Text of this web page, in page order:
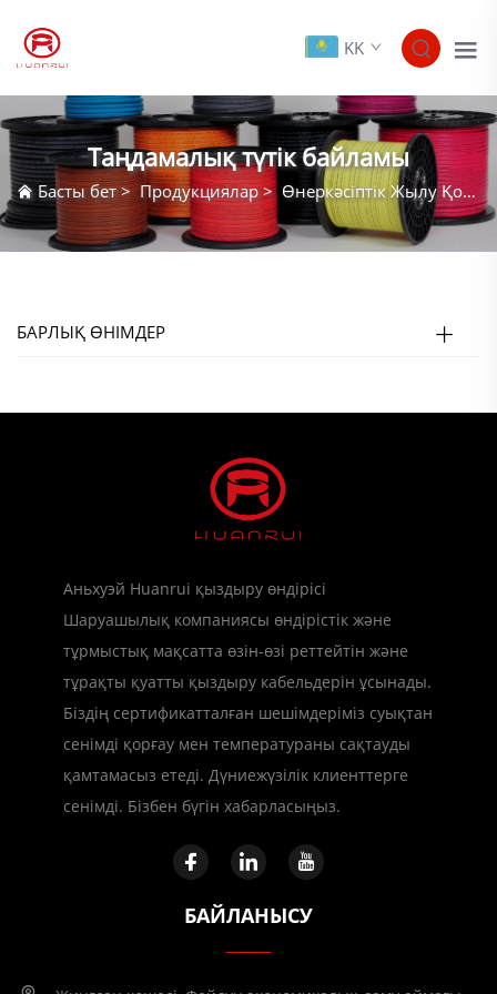
KK
Таңдамалық түтік байламы
Басты бет>Продукциялар> Өнеркәсіптік Жылу Қосымша
БАРЛЫҚ ӨНІМДЕР
Аньхуэй Huanrui қыздыру өндірісі
Шаруашылық компаниясы өндірістік және
тұрмыстық мақсатта өзін-өзі реттейтін және
тұрақты қуатты қыздыру кабельдерін ұсынады.
Біздің сертификатталған шешімдеріміз суықтан
сенімді қорғау мен температураны сақтауды
қамтамасыз етеді. Дүниежүзілік клиенттерге
сенімді. Бізбен бүгін хабарласыңыз.
БАЙЛАНЫСУ